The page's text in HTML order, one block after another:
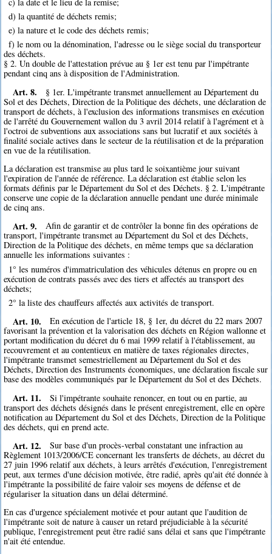
d) la quantité de déchets remis;
e) la nature et le code des déchets remis;
f) le nom ou la dénomination, l'adresse ou le siège social du transporteur
des déchets.
§ 2. Un double de l'attestation prévue au § 1er est tenu par l'impétrante
pendant cinq ans à disposition de l'Administration.
Art. 8.
§ 1er. L'impétrante transmet annuellement au Département du
Sol et des Déchets, Direction de la Politique des déchets, une déclaration de
transport de déchets, à l'exclusion des informations transmises en exécution
de l'arrêté du Gouvernement wallon du 3 avril 2014 relatif à l'agrément et à
l'octroi de subventions aux associations sans but lucratif et aux sociétés à
finalité sociale actives dans le secteur de la réutilisation et de la préparation
en vue de la réutilisation.
La déclaration est transmise au plus tard le soixantième jour suivant
l'expiration de l'année de référence. La déclaration est établie selon les
formats définis par le Département du Sol et des Déchets. § 2. L'impétrante
conserve une copie de la déclaration annuelle pendant une durée minimale
de cinq ans.
Art. 9.
Afin de garantir et de contrôler la bonne fin des opérations de
transport, l'impétrante transmet au Département du Sol et des Déchets,
Direction de la Politique des déchets, en même temps que sa déclaration
annuelle les informations suivantes :
1° les numéros d'immatriculation des véhicules détenus en propre ou en
exécution de contrats passés avec des tiers et affectés au transport des
déchets;
2° la liste des chauffeurs affectés aux activités de transport.
Art. 10.
En exécution de l'article 18, § 1er, du décret du 22 mars 2007
favorisant la prévention et la valorisation des déchets en Région wallonne et
portant modification du décret du 6 mai 1999 relatif à l'établissement, au
recouvrement et au contentieux en matière de taxes régionales directes,
l'impétrante transmet semestriellement au Département du Sol et des
Déchets, Direction des Instruments économiques, une déclaration fiscale sur
base des modèles communiqués par le Département du Sol et des Déchets.
Art. 11.
Si l'impétrante souhaite renoncer, en tout ou en partie, au
transport des déchets désignés dans le présent enregistrement, elle en opère
notification au Département du Sol et des Déchets, Direction de la Politique
des déchets, qui en prend acte.
Art. 12.
Sur base d'un procès-verbal constatant une infraction au
Règlement 1013/2006/CE concernant les transferts de déchets, au décret du
27 juin 1996 relatif aux déchets, à leurs arrêtés d'exécution, l'enregistrement
peut, aux termes d'une décision motivée, être radié, après qu'ait été donnée à
l'impétrante la possibilité de faire valoir ses moyens de défense et de
régulariser la situation dans un délai déterminé.
En cas d'urgence spécialement motivée et pour autant que l'audition de
l'impétrante soit de nature à causer un retard préjudiciable à la sécurité
publique, l'enregistrement peut être radié sans délai et sans que l'impétrante
n'ait été entendue.